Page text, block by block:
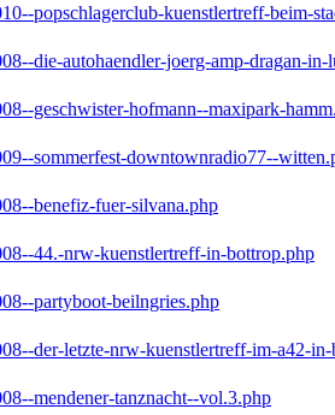
popschlagerclub-kuenstlertreff-beim-
die-autohaendler-joerg-amp-dragan-in-
geschwister-hofmann--maxipark-
sommerfest-downtownradio77--
benefiz-fuer-silvana.php
44.-nrw-kuenstlertreff-in-bottrop.php
partyboot-beilngries.php
der-letzte-nrw-kuenstlertreff-im-a42-
mendener-tanznacht--vol.3.php